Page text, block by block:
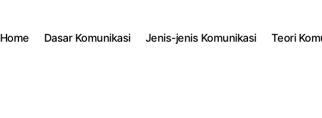
Home Dasar Komunikasi Jenis-jenis Komunikasi Teori